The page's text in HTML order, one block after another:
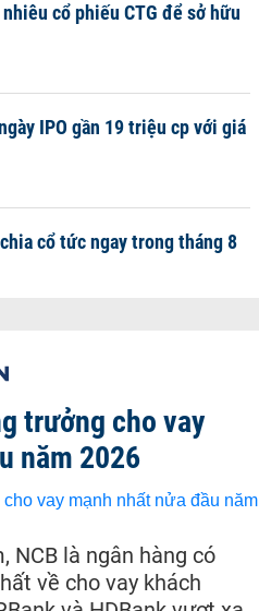
cổ phiếu CTG để sở hữu
IPO gần 19 triệu cp với giá
cổ tức ngay trong tháng 8
trưởng cho vay
năm 2026
NCB là ngân hàng có
về cho vay khách